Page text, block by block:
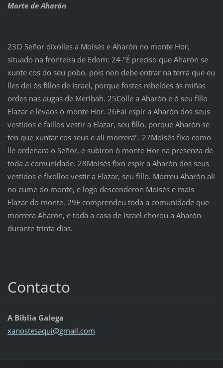
Morte de Aharón
23O Señor díxolles a Moisés e Aharón no monte Hor,
situado na fronteira de Edom: 24‑"É preciso que Aharón se
xunte cos do seu pobo, pois non debe entrar na terra que eu
lles dei ós fillos de Israel, porque fostes rebeldes ás miñas
ordes nas augas de Meribah. 25Colle a Aharón e ó seu fillo
Elazar e lévaos ó monte Hor. 26Fai espir a Aharón dos seus
vestidos e faillos vestir a Elazar, seu fillo, porque Aharón se
ten que xuntar cos seus e alí morrerá". 27Moisés fixo como
lle ordenara o Señor, e subiron ó monte Hor na presenza de
toda a comunidade. 28Moisés fixo espir a Aharón dos seus
vestidos e fíxollos vestir a Elazar, seu fillo. Morreu Aharón alí
no cume do monte, e logo descenderon Moisés e mais
Elazar do monte. 29E comprendeu toda a comunidade que
morrera Aharón, e toda a casa de Israel chorou a Aharón
durante trinta días.
Contacto
A Biblia Galega
xanostesaqui@gmail.com